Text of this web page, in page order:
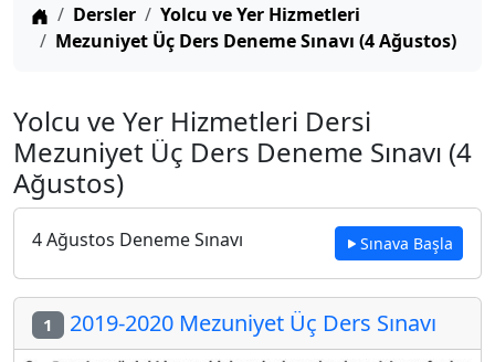
Anasayfa
Dersler
Yolcu ve Yer Hizmetleri
Mezuniyet Üç Ders Deneme Sınavı (4 Ağustos)
Yolcu ve Yer Hizmetleri Dersi
Mezuniyet Üç Ders Deneme Sınavı (4
Ağustos)
4 Ağustos Deneme Sınavı Sınava Başla
1 2019-2020 Mezuniyet Üç Ders Sınavı